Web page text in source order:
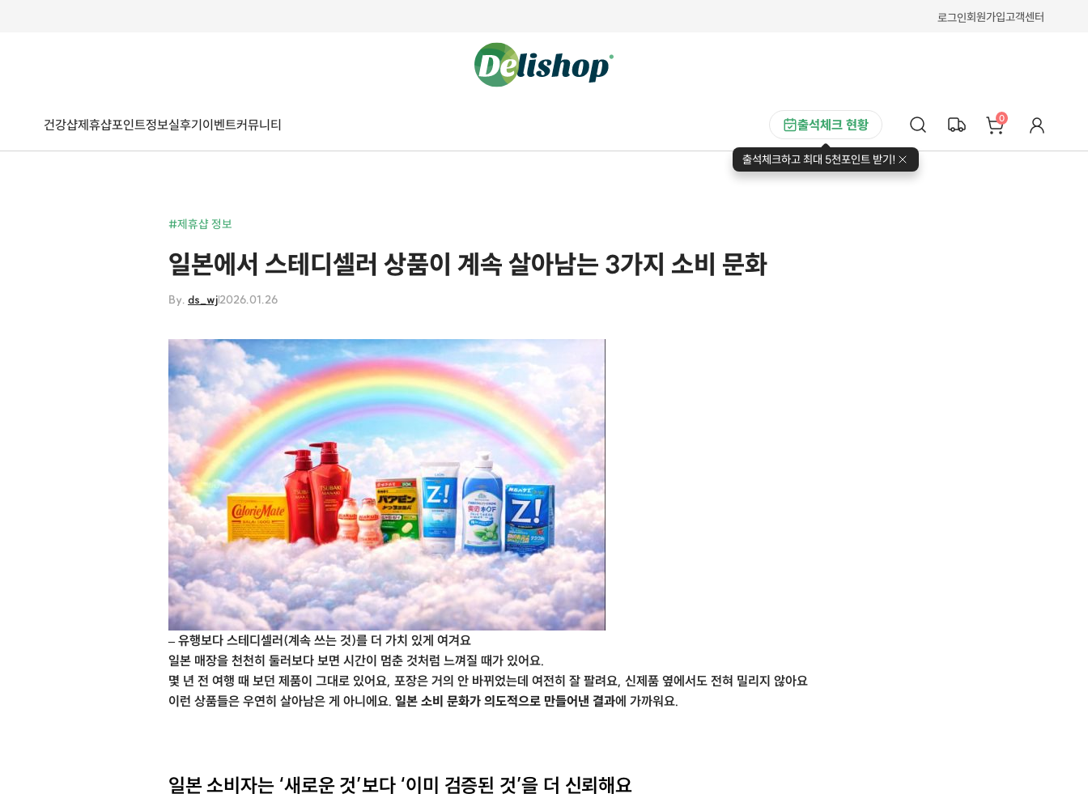
로그인회원가입고객센터
출석체크 현황
출석체크하고 최대 5천포인트 받기!
0
건강샵제휴샵포인트정보실후기이벤트커뮤니티
#제휴샵 정보
일본에서 스테디셀러 상품이 계속 살아남는 3가지 소비 문화
By. ds_wj2026.01.26
– 유행보다 스테디셀러(계속 쓰는 것)를 더 가치 있게 여겨요
일본 매장을 천천히 둘러보다 보면 시간이 멈춘 것처럼 느껴질 때가 있어요.
몇 년 전 여행 때 보던 제품이 그대로 있어요, 포장은 거의 안 바뀌었는데 여전히 잘 팔려요, 신제품 옆에서도 전혀 밀리지 않아요
이런 상품들은 우연히 살아남은 게 아니에요. 일본 소비 문화가 의도적으로 만들어낸 결과에 가까워요.
일본 소비자는 ‘새로운 것’보다 ‘이미 검증된 것’을 더 신뢰해요